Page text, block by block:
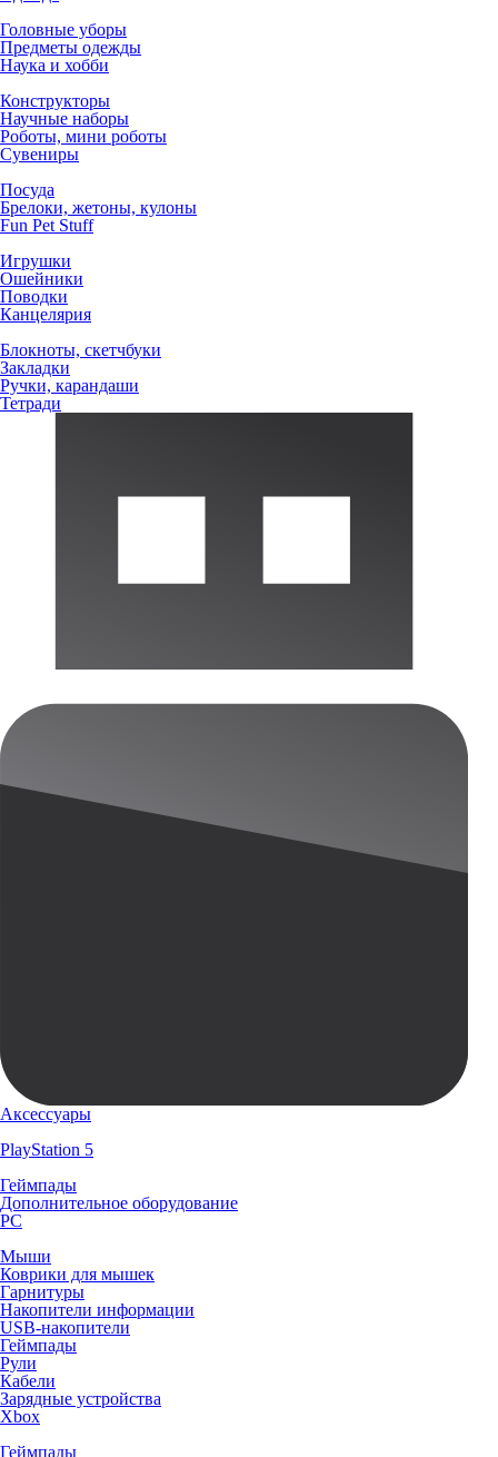
Головные уборы
Предметы одежды
Наука и хобби
Конструкторы
Научные наборы
Роботы, мини роботы
Сувениры
Посуда
Брелоки, жетоны, кулоны
Fun Pet Stuff
Игрушки
Ошейники
Поводки
Канцелярия
Блокноты, скетчбуки
Закладки
Ручки, карандаши
Тетради
Аксессуары
PlayStation 5
Геймпады
Дополнительное оборудование
PC
Мыши
Коврики для мышек
Гарнитуры
Накопители информации
USB-накопители
Геймпады
Рули
Кабели
Зарядные устройства
Xbox
Геймпады